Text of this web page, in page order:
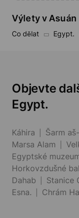
Výlety v Asuán
Co dělat Egypt.
Objevte
Egypt.
Káhira Šarm
Marsa Alam
Egyptské
Horkovzdušné
Dahab
Stanice
Esna.
Chrám